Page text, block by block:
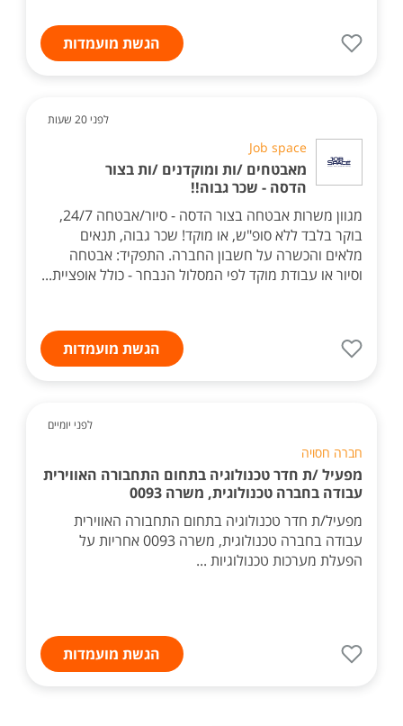
הגשת מועמדות
לפני 20 שעות
Job space
מאבטחים /ות ומוקדנים /ות בצור
הדסה - שכר גבוה!!
מגוון משרות אבטחה בצור הדסה - סיור/אבטחה 24/7,
בוקר בלבד ללא סופ"ש, או מוקד! שכר גבוה, תנאים
מלאים והכשרה על חשבון החברה. התפקיד: אבטחה
וסיור או עבודת מוקד לפי המסלול הנבחר - כולל אופציית...
הגשת מועמדות
לפני יומיים
חברה חסויה
מפעיל /ת חדר טכנולוגיה בתחום התחבורה האווירית
עבודה בחברה טכנולוגית, משרה 0093
מפעיל/ת חדר טכנולוגיה בתחום התחבורה האווירית
עבודה בחברה טכנולוגית, משרה 0093 אחריות על
הפעלת מערכות טכנולוגיות ...
הגשת מועמדות